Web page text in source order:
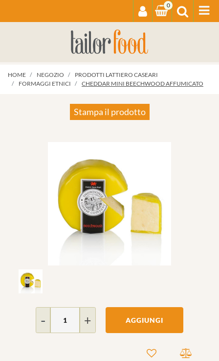
0
HOME NEGOZIO
PRODOTTI LATTIERO CASEARI
FORMAGGI ETNICI
CHEDDAR MINI BEECHWOOD AFFUMICATO
Stampa il prodotto
AGGIUNGI